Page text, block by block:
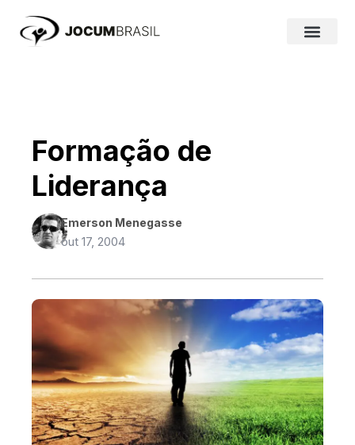
para
Formação de
Liderança
Emerson Menegasse
out 17, 2004